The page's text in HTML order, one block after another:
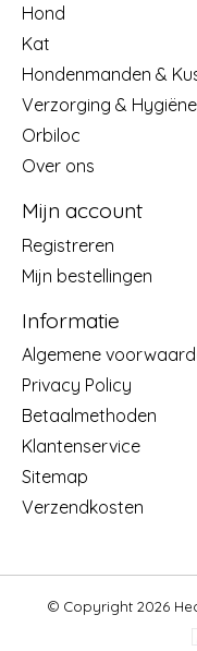
Hond
Kat
Hondenmanden &
Verzorging & Hygiëne
Orbiloc
Over ons
Mijn account
Registreren
Mijn bestellingen
Informatie
Algemene
Privacy Policy
Betaalmethoden
Klantenservice
Sitemap
Verzendkosten
© Copyright 2026